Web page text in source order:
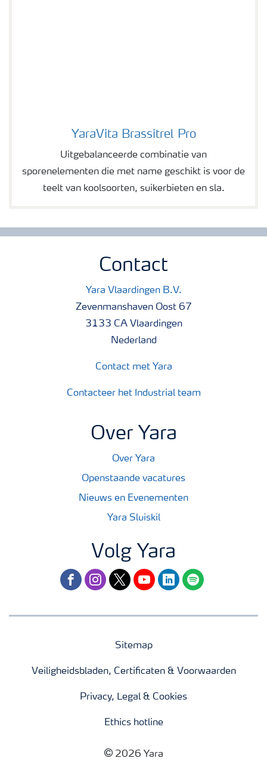
YaraVita Brassitrel Pro
YaraVita Brassitrel Pro
Uitgebalanceerde combinatie van
sporenelementen die met name geschikt is voor de
teelt van koolsoorten, suikerbieten en sla.
Contact
Yara Vlaardingen B.V.
Zevenmanshaven Oost 67
3133 CA Vlaardingen
Nederland
Contact met Yara
Contacteer het Industrial team
Over Yara
Over Yara
Openstaande vacatures
Nieuws en Evenementen
Yara Sluiskil
Volg Yara
facebookinstagram
twitteryoutubelinkedinspotify
Sitemap
Veiligheidsbladen, Certificaten & Voorwaarden
Privacy, Legal & Cookies
Ethics hotline
2026 Yara